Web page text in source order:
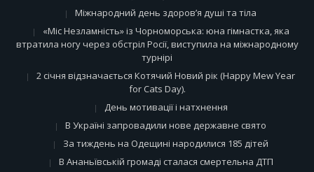
Міжнародний день здоров’я душі та тіла
«Міс Незламність» із Чорноморська: юна гімнастка, яка
втратила ногу через обстріл Росії, виступила на міжнародному
турнірі
2 січня відзначається Котячий Новий рік (Happy Mew Year
for Cats Day).
День мотивації і натхнення
В Україні запровадили нове державне свято
За тиждень на Одещині народилися 185 дітей
В Ананьївській громаді сталася смертельна ДТП